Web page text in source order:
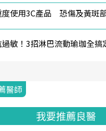
度使用3C產品 恐傷及黃斑
敏！3招淋巴流動瑜珈全搞
醫師
我要推薦良醫